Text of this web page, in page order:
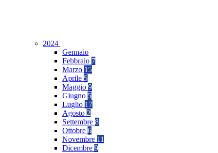
2024
Gennaio
Febbraio 7
Marzo 15
Aprile 5
Maggio 9
Giugno 5
Luglio 17
Agosto 2
Settembre 8
Ottobre 6
Novembre 11
Dicembre 9